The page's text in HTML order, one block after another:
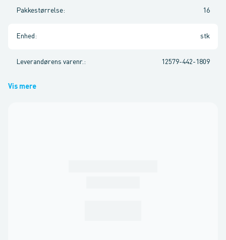
Pakkestørrelse: 16
Enhed : stk
Leverandørens varenr. : 12579-442-1809
Vis mere